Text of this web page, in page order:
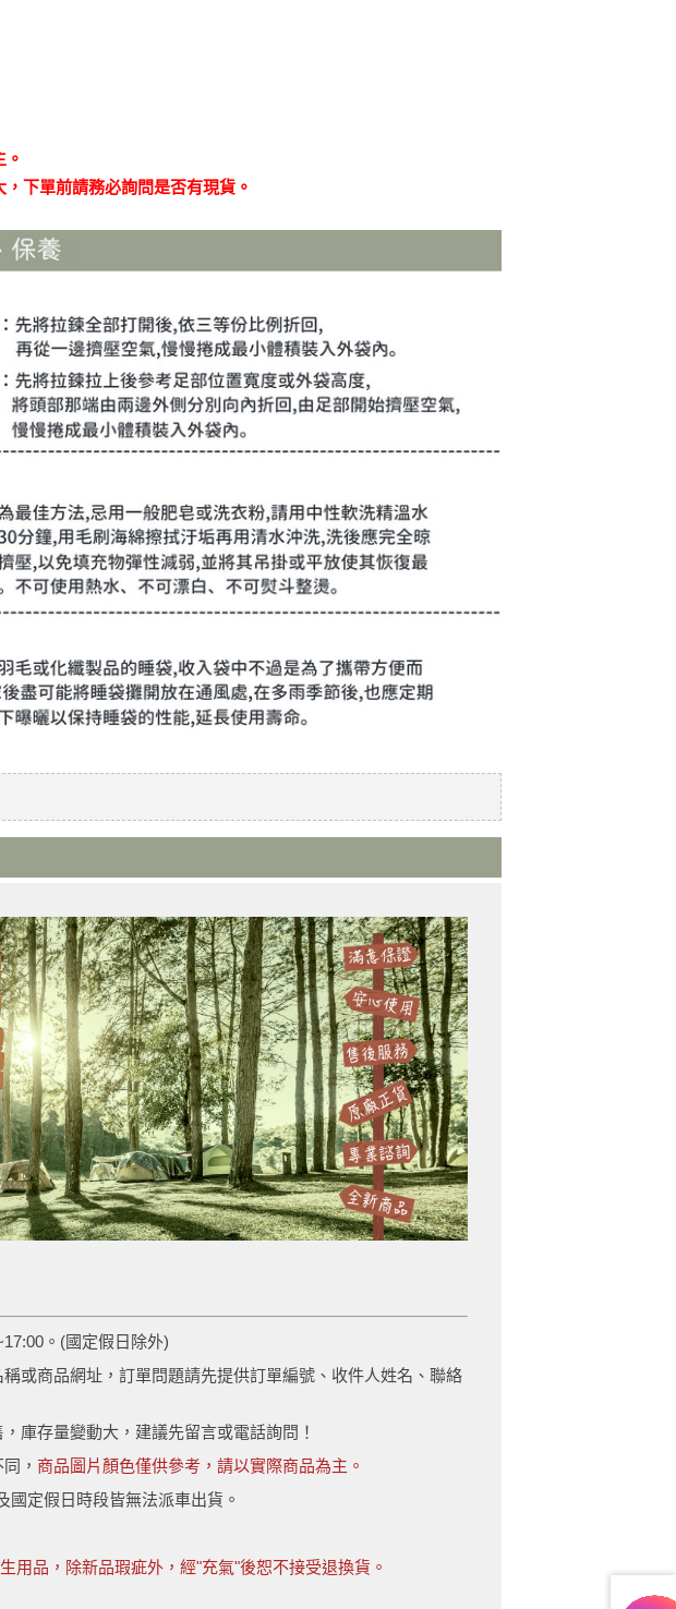
下單前請務必詢問是否有現貨。
。(國定假日除外)
或商品網址，訂單問題請先提供訂單編號、收件人姓名、聯絡
庫存量變動大，建議先留言或電話詢問！
， 商品圖片顏色僅供參考，請以實際商品為主。
國定假日時段皆無法派車出貨。
用品，除新品瑕疵外，經"充氣"後恕不接受退換貨。